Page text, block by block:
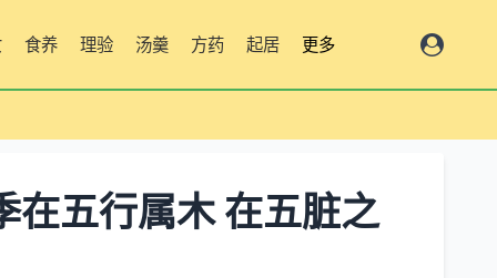
食养 理验 汤羹 方药 起居 更多
在五行属木 在五脏之